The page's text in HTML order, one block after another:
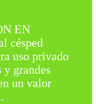
EN
césped
uso privado
y grandes
un valor